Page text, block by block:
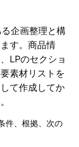
企画整理と構
す。商品情
LPのセクショ
素材リストを
て作成してか
件、根拠、次の